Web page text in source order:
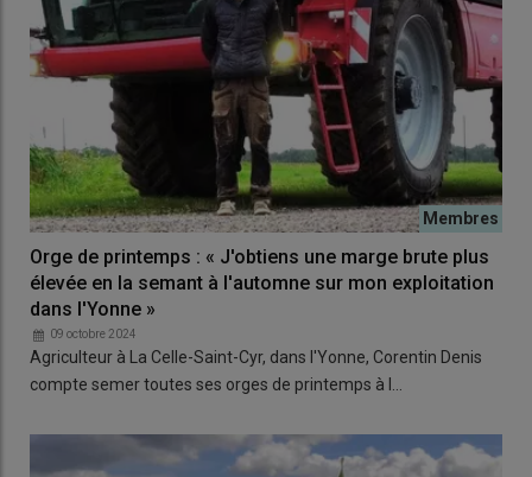
Orge de printemps : « J'obtiens une marge brute plus
élevée en la semant à l'automne sur mon exploitation
dans l'Yonne »
09 octobre 2024
Agriculteur à La Celle-Saint-Cyr, dans l'Yonne, Corentin Denis
compte semer toutes ses orges de printemps à l…